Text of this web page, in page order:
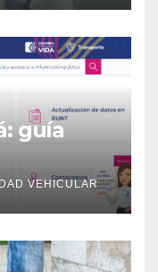
guía
VEHICULAR